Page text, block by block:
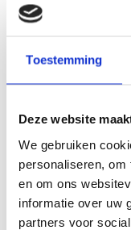
Toestemming
Deze website
We gebruiken
personaliseren,
en om ons
informatie over uw
partners voor
Rotterdam |
Lijkt de vacature
Samlalvia+31 6
solliciteren? Druk